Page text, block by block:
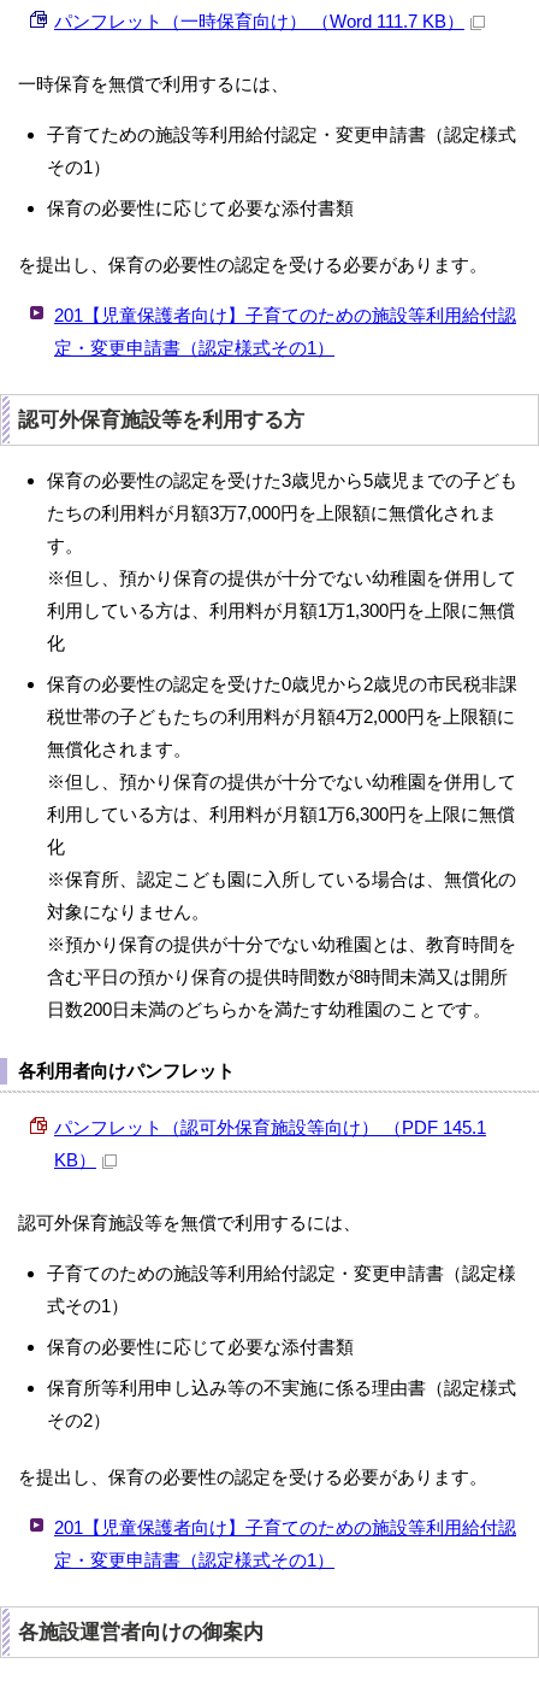
パンフレット（一時保育向け） （Word 111.7 KB）
一時保育を無償で利用するには、
子育てための施設等利用給付認定・変更申請書（認定様式
その1）
保育の必要性に応じて必要な添付書類
を提出し、保育の必要性の認定を受ける必要があります。
201【児童保護者向け】子育てのための施設等利用給付認
定・変更申請書（認定様式その1）
認可外保育施設等を利用する方
保育の必要性の認定を受けた3歳児から5歳児までの子ども
たちの利用料が月額3万7,000円を上限額に無償化されま
す。
※但し、預かり保育の提供が十分でない幼稚園を併用して
利用している方は、利用料が月額1万1,300円を上限に無償
化
保育の必要性の認定を受けた0歳児から2歳児の市民税非課
税世帯の子どもたちの利用料が月額4万2,000円を上限額に
無償化されます。
※但し、預かり保育の提供が十分でない幼稚園を併用して
利用している方は、利用料が月額1万6,300円を上限に無償
化
※保育所、認定こども園に入所している場合は、無償化の
対象になりません。
※預かり保育の提供が十分でない幼稚園とは、教育時間を
含む平日の預かり保育の提供時間数が8時間未満又は開所
日数200日未満のどちらかを満たす幼稚園のことです。
各利用者向けパンフレット
パンフレット（認可外保育施設等向け） （PDF 145.1
KB）
認可外保育施設等を無償で利用するには、
子育てのための施設等利用給付認定・変更申請書（認定様
式その1）
保育の必要性に応じて必要な添付書類
保育所等利用申し込み等の不実施に係る理由書（認定様式
その2）
を提出し、保育の必要性の認定を受ける必要があります。
201【児童保護者向け】子育てのための施設等利用給付認
定・変更申請書（認定様式その1）
各施設運営者向けの御案内